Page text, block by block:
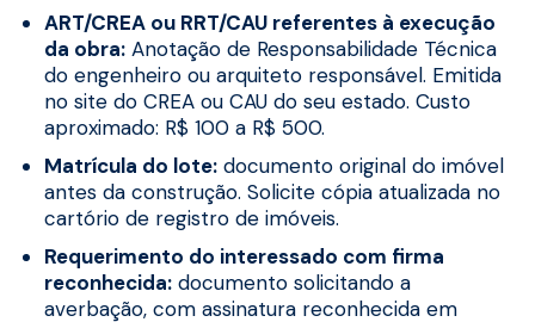
ART/CREA ou RRT/CAU referentes à execução
da obra: Anotação de Responsabilidade Técnica
do engenheiro ou arquiteto responsável. Emitida
no site do CREA ou CAU do seu estado. Custo
aproximado: R$ 100 a R$ 500.
Matrícula do lote: documento original do imóvel
antes da construção. Solicite cópia atualizada no
cartório de registro de imóveis.
Requerimento do interessado com firma
reconhecida: documento solicitando a
averbação, com assinatura reconhecida em